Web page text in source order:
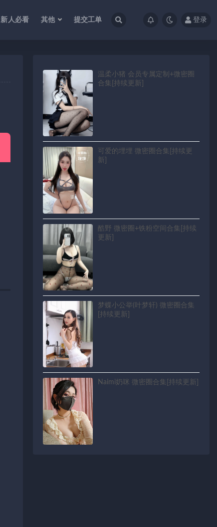
新人必看 其他 提交工单 登录
温柔小猪 会员专属定制+微密圈
合集[持续更新]
可爱的埋埋 微密圈合集[持续更
新]
酷野 微密圈+铁粉空间合集[持续
更新]
梦蝶小公举(叶梦轩) 微密圈合集
[持续更新]
Naimi奶咪 微密圈合集[持续更新]